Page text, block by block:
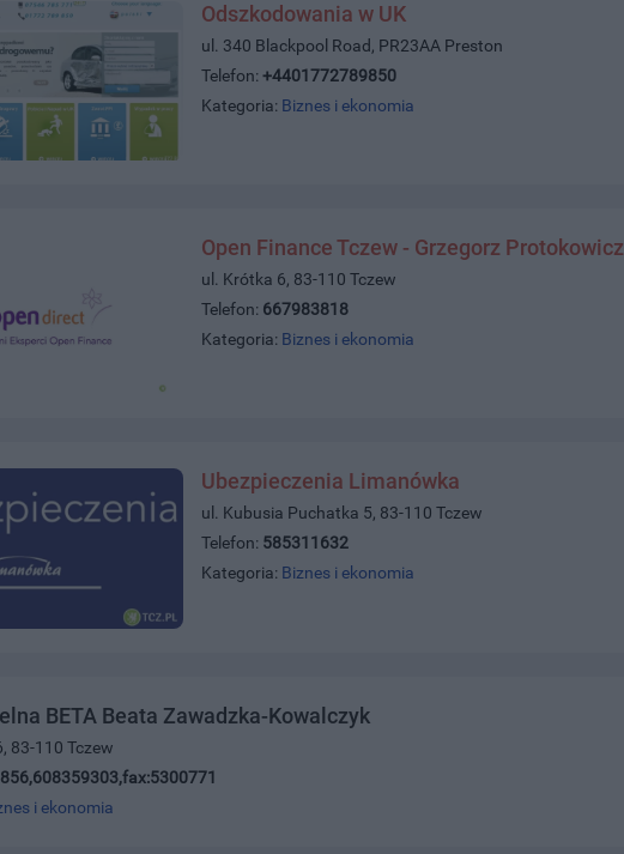
Odszkodowania w UK
ul. 340 Blackpool Road, PR23AA Preston
Telefon:+4401772789850
Kategoria: Biznes i ekonomia
Open Finance Tczew - Grzegorz Protokowicz
ul. Krótka 6, 83-110 Tczew
Telefon: 667983818
Kategoria: Biznes i ekonomia
Ubezpieczenia Limanówka
ul. Kubusia Puchatka 5, 83-110 Tczew
Telefon: 585311632
Kategoria: Biznes i ekonomia
BETA Beata Zawadzka-Kowalczyk
83-110 Tczew
i ekonomia